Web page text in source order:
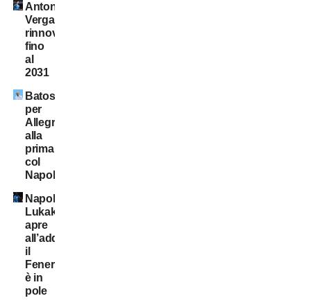
Antonio
Vergara,
rinnovo
fino
al
2031
Batosta
per
Allegri
alla
prima
col
Napoli
Napoli:
Lukaku
apre
all’addio,
il
Fenerbahçe
è in
pole